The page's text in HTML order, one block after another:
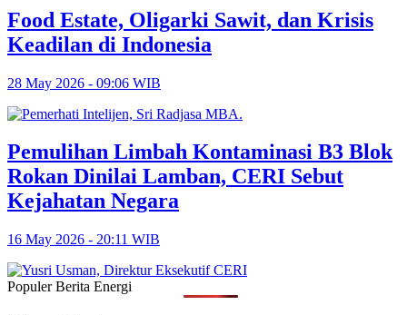
Food Estate, Oligarki Sawit, dan Krisis
Keadilan di Indonesia
28 May 2026 - 09:06 WIB
Pemulihan Limbah Kontaminasi B3 Blok
Rokan Dinilai Lamban, CERI Sebut
Kejahatan Negara
16 May 2026 - 20:11 WIB
Populer Berita Energi